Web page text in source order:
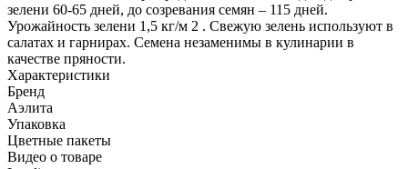
зелени 60-65 дней, до созревания семян – 115 дней.
Урожайность зелени 1,5 кг/м 2 . Свежую зелень используют в
салатах и гарнирах. Семена незаменимы в кулинарии в
качестве пряности.
Характеристики
Бренд
Аэлита
Упаковка
Цветные пакеты
Видео о товаре